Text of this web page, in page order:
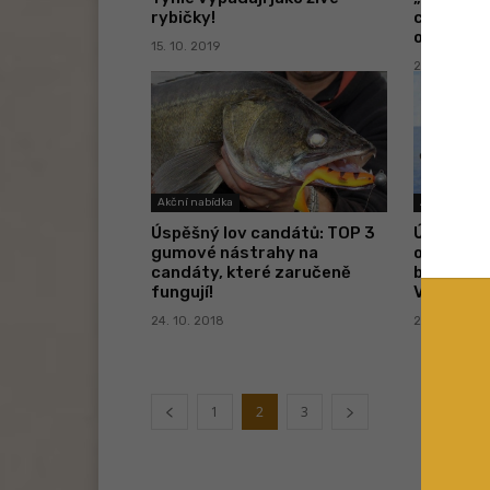
rybičky!
15. 10. 2019
chytat
období?
24. 6. 2019
Akční nabídka
Úspěšný lov candátů: TOP 3
gumové nástrahy na
candáty, které zaručeně
fungují!
24. 10. 2018
Akční nabídka
Úspěšný
okounů
barvu
Vsaďte
26. 9. 2018
1 2 3